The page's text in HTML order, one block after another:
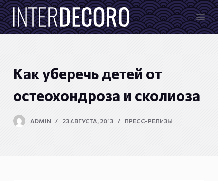
П
е
р
к
у
Как уберечь детей от
остеохондроза и сколиоза
ADMIN 23 АВГУСТА, 2013 ПРЕСС-РЕЛИЗЫ